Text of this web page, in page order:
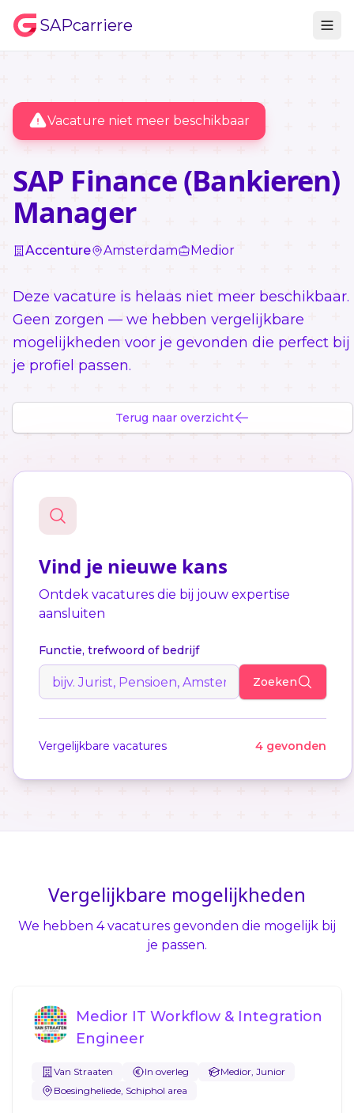
SAPcarriere
Vacature niet meer beschikbaar
SAP Finance (Bankieren)
Manager
Accenture Amsterdam Medior
Deze vacature is helaas niet meer beschikbaar.
Geen zorgen — we hebben vergelijkbare
mogelijkheden voor je gevonden die perfect bij
je profiel passen.
Terug naar overzicht
Vind je nieuwe kans
Ontdek vacatures die bij jouw expertise
aansluiten
Functie, trefwoord of bedrijf
Zoeken
Vergelijkbare vacatures 4 gevonden
Vergelijkbare mogelijkheden
We hebben 4 vacatures gevonden die mogelijk bij
je passen.
Medior IT Workflow & Integration
Engineer
Van Straaten In overleg
Medior, Junior
Boesingheliede, Schiphol area